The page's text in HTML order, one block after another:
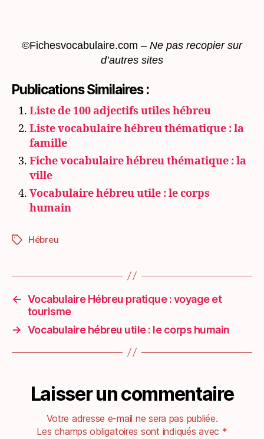
©Fichesvocabulaire.com – Ne pas recopier sur
d’autres sites
Publications Similaires :
Liste de 100 adjectifs utiles hébreu
Liste vocabulaire hébreu thématique : la
famille
Fiche vocabulaire hébreu thématique : la
ville
Vocabulaire hébreu utile : le corps
humain
Étiquettes
Hébreu
← Vocabulaire Hébreu pratique : voyage et
tourisme
→ Vocabulaire hébreu utile : le corps humain
Laisser un commentaire
Votre adresse e-mail ne sera pas publiée.
Les champs obligatoires sont indiqués avec *